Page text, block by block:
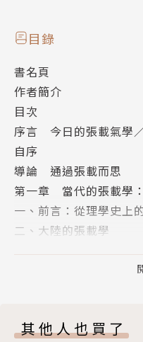
可惜的是，理學內部高
在理學史上未被善待的
與新儒家心性論，或晚
論辯，張載卻是一重要
摻雜政治對立因素，並
載，多種面貌，其間的
戰性。張載強調兩端一
心、唯物對立框架不適
論不必然是二擇一的選
視心物的潛力，此有待
目錄
書名頁
作者簡介
目次
序言 今日的張載氣學
自序
導論 通過張載而思
第一章 當代的張載學
一、前言：從理學史上
二、大陸的張載學
五、結語：「心性論的
第二章 世界的真實與
其他人也買了